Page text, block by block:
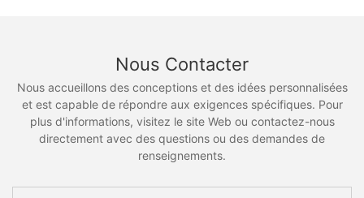
Nous Contacter
Nous accueillons des conceptions et des idées personnalisées
et est capable de répondre aux exigences spécifiques. Pour
plus d'informations, visitez le site Web ou contactez-nous
directement avec des questions ou des demandes de
renseignements.